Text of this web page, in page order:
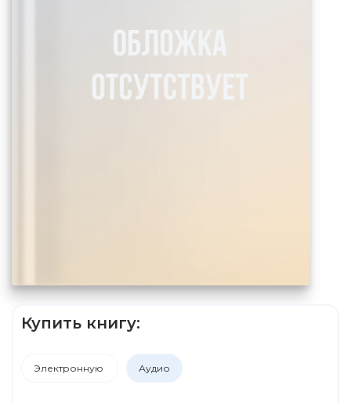
Купить книгу:
Электронную Аудио